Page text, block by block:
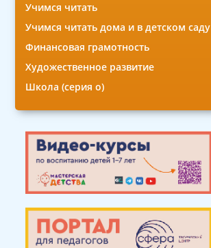
Учимся читать
Учимся читать дома и в детском саду
Финансовая грамотность
Художественное развитие
Школа (серия о)